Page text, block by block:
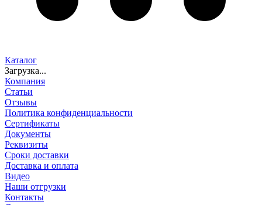
Каталог
Загрузка...
Компания
Статьи
Отзывы
Политика конфиденциальности
Сертификаты
Документы
Реквизиты
Сроки доставки
Доставка и оплата
Видео
Наши отгрузки
Контакты